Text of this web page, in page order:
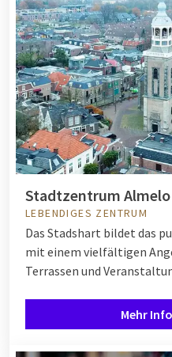
Stadtzentrum Almelo
LEBENDIGES ZENTRUM
Das Stadshart bildet das
mit einem vielfältigen
Terrassen und
Mehr